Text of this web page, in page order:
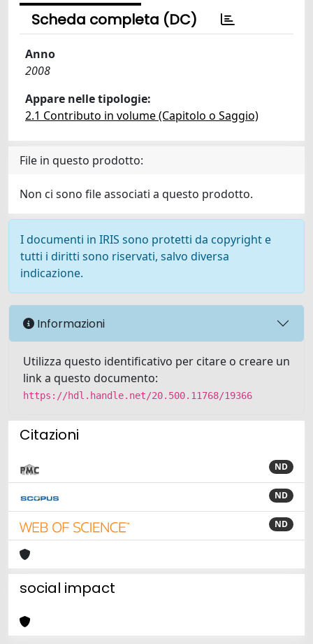
Scheda completa (DC)
Anno
2008
Appare nelle tipologie:
2.1 Contributo in volume (Capitolo o Saggio)
File in questo prodotto:
Non ci sono file associati a questo prodotto.
I documenti in IRIS sono protetti da copyright e
tutti i diritti sono riservati, salvo diversa
indicazione.
Informazioni
Utilizza questo identificativo per citare o creare un
link a questo documento:
https://hdl.handle.net/20.500.11768/19366
Citazioni
ND
ND
ND
social impact